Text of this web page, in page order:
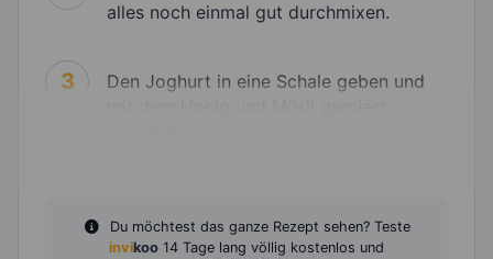
alles noch einmal gut durchmixen.
3
Den Joghurt in eine Schale geben und
Du möchtest das ganze Rezept sehen? Teste
invikoo 14 Tage lang völlig kostenlos und